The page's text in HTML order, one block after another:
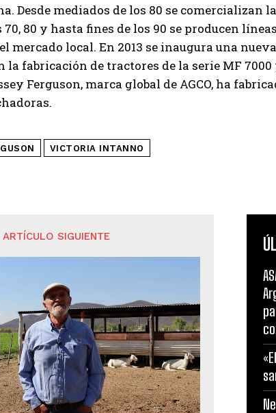
Desde mediados de los 80 se comercializan
80 y hasta fines de los 90 se producen
mercado local. En 2013 se inaugura una
la fabricación de tractores de la serie MF
Ferguson, marca global de AGCO, ha
VICTORIA INTANNO
ARTÍCULO SIGUIENTE